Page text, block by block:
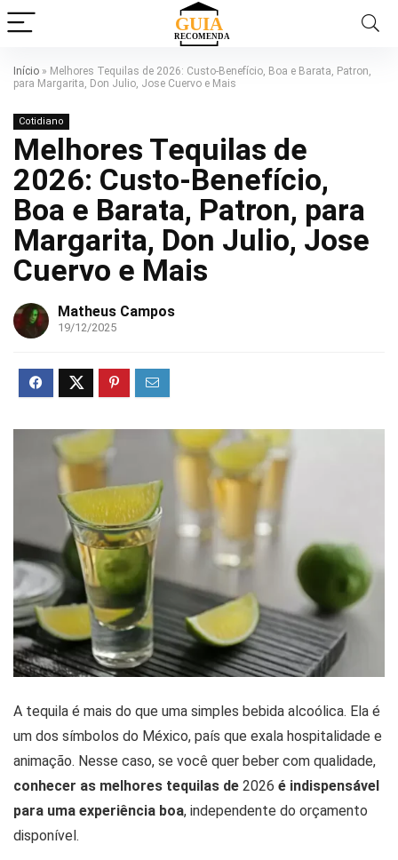
Início » Melhores Tequilas de 2026: Custo-Benefício, Boa e Barata, Patron,
para Margarita, Don Julio, Jose Cuervo e Mais
Cotidiano
Melhores Tequilas de
2026: Custo-Benefício,
Boa e Barata, Patron, para
Margarita, Don Julio, Jose
Cuervo e Mais
Matheus Campos
19/12/2025
A tequila é mais do que uma simples bebida alcoólica. Ela é
um dos símbolos do México, país que exala hospitalidade e
animação. Nesse caso, se você quer beber com qualidade,
conhecer as melhores tequilas de 2026 é indispensável
para uma experiência boa, independente do orçamento
disponível.